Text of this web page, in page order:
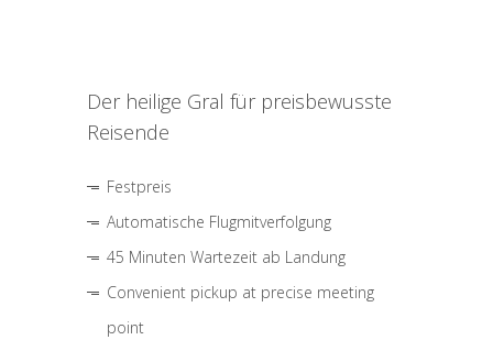
Der heilige Gral für preisbewusste
Reisende
Festpreis
Automatische Flugmitverfolgung
45 Minuten Wartezeit ab Landung
Convenient pickup at precise meeting
point